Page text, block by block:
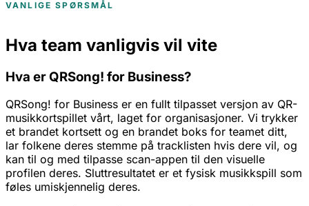
VANLIGE SPØRSMÅL
Hva team vanligvis vil vite
Hva er QRSong! for Business?
QRSong! for Business er en fullt tilpasset versjon av QR-
musikkortspillet vårt, laget for organisasjoner. Vi trykker
et brandet kortsett og en brandet boks for teamet ditt,
lar folkene deres stemme på tracklisten hvis dere vil, og
kan til og med tilpasse scan-appen til den visuelle
profilen deres. Sluttresultatet er et fysisk musikkspill som
føles umiskjennelig deres.